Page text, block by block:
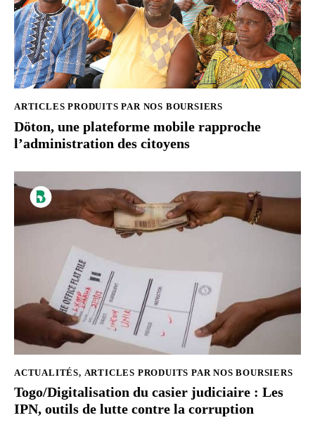
ARTICLES PRODUITS PAR NOS BOURSIERS
Döton, une plateforme mobile rapproche
l’administration des citoyens
ACTUALITÉS, ARTICLES PRODUITS PAR NOS BOURSIERS
Togo/Digitalisation du casier judiciaire : Les
IPN, outils de lutte contre la corruption